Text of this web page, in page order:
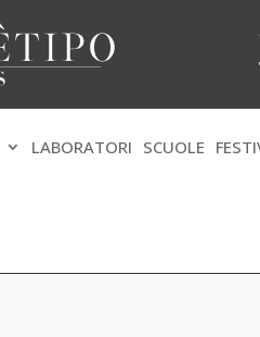
LABORATORI SCUOLE